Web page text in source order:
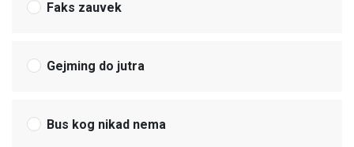
Faks zauvek
Gejming do jutra
Bus kog nikad nema